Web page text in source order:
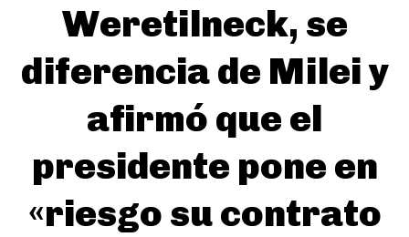
Weretilneck, se
diferencia de Milei y
afirmó que el
presidente pone en
«riesgo su contrato